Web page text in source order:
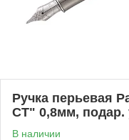
Ручка перьевая
CT" 0,8мм, подар.
В наличии